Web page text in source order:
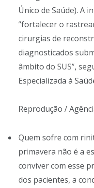
Único de Saúde). A
“fortalecer o
cirurgias de
diagnosticados
âmbito do SUS”,
Especializada à
Reprodução /
Quem sofre com
primavera não é a
conviver com esse
dos pacientes, a